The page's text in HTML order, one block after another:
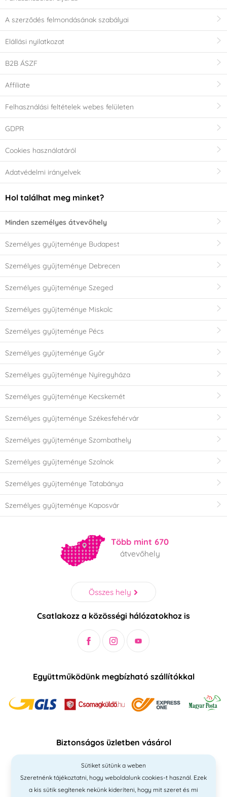
A szerződés felmondásának szabályai
Elállási nyilatkozat
B2B ÁSZF
Affiliate
Felhasználási feltételek webes felületen
GDPR
Cookies használatáról
Adatvédelmi irányelvek
Hol találhat meg minket?
Minden személyes átvevőhely
Személyes gyűjteménye Budapest
Személyes gyűjteménye Debrecen
Személyes gyűjteménye Szeged
Személyes gyűjteménye Miskolc
Személyes gyűjteménye Pécs
Személyes gyűjteménye Győr
Személyes gyűjteménye Nyíregyháza
Személyes gyűjteménye Kecskemét
Személyes gyűjteménye Székesfehérvár
Személyes gyűjteménye Szombathely
Személyes gyűjteménye Szolnok
Személyes gyűjteménye Tatabánya
Személyes gyűjteménye Kaposvár
Több mint 670
átvevőhely
Összes hely
Csatlakozz a közösségi hálózatokhoz is
Együttműködünk megbízható szállítókkal
Biztonságos üzletben vásárol
Sütiket sütünk a weben
Szeretnénk tájékoztatni, hogy weboldalunk cookies-t használ. Ezek
a kis sütik segítenek nekünk kideríteni, hogy mit szeret és mi